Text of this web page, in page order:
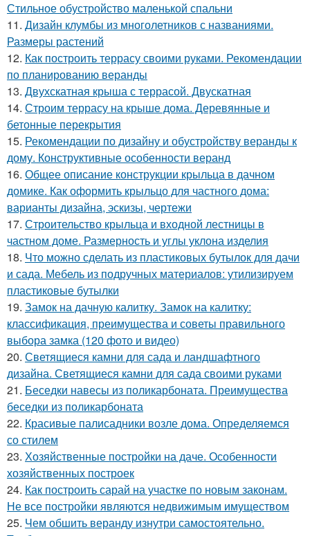
Стильное обустройство маленькой спальни
11. Дизайн клумбы из многолетников с названиями.
Размеры растений
12. Как построить террасу своими руками. Рекомендации
по планированию веранды
13. Двухскатная крыша с террасой. Двускатная
14. Строим террасу на крыше дома. Деревянные и
бетонные перекрытия
15. Рекомендации по дизайну и обустройству веранды к
дому. Конструктивные особенности веранд
16. Общее описание конструкции крыльца в дачном
домике. Как оформить крыльцо для частного дома:
варианты дизайна, эскизы, чертежи
17. Строительство крыльца и входной лестницы в
частном доме. Размерность и углы уклона изделия
18. Что можно сделать из пластиковых бутылок для дачи
и сада. Мебель из подручных материалов: утилизируем
пластиковые бутылки
19. Замок на дачную калитку. Замок на калитку:
классификация, преимущества и советы правильного
выбора замка (120 фото и видео)
20. Светящиеся камни для сада и ландшафтного
дизайна. Светящиеся камни для сада своими руками
21. Беседки навесы из поликарбоната. Преимущества
беседки из поликарбоната
22. Красивые палисадники возле дома. Определяемся
со стилем
23. Хозяйственные постройки на даче. Особенности
хозяйственных построек
24. Как построить сарай на участке по новым законам.
Не все постройки являются недвижимым имуществом
25. Чем обшить веранду изнутри самостоятельно.